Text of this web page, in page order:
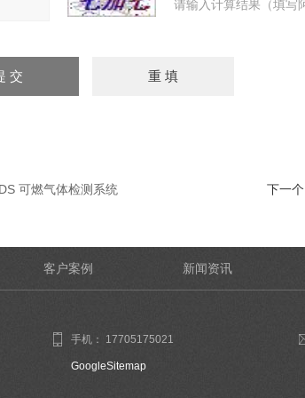
请输入计算结果（填写
可燃气体检测系统 下一个
客户案例 新闻资讯
手机： 17705175021
GoogleSitemap